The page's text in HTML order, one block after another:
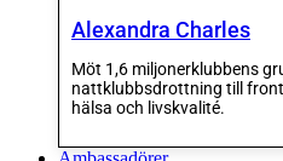
Alexandra Charles
Möt 1,6 miljonerklubbens
nattklubbsdrottning till
hälsa och livskvalité.